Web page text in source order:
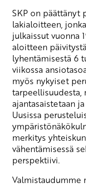
SKP on päättänyt
lakialoitteen,
julkaissut vuonna
aloitteen
lyhentämisestä 6
viikossa
myös nykyiset
ajantasaistetaan
Uusissa
merkitys
vähentämisessä
perspektiivi.
Valmistaudumme